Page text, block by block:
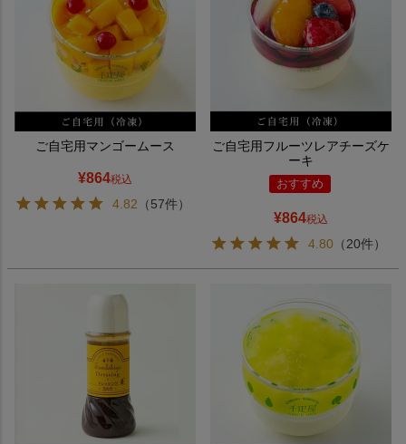
ご自宅用マンゴームース
¥864税込
4.82 （57件）
ご自宅用フルーツレアチーズケ
ーキ
おすすめ
¥864税込
4.80 （20件）